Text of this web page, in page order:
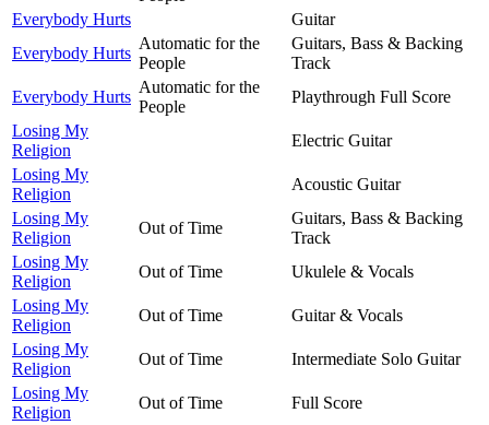
Everybody Hurts
Guitar
Everybody Hurts
Automatic for the
People
Guitars, Bass & Backing
Track
Everybody Hurts
Automatic for the
People
Playthrough Full Score
Losing My
Religion
Electric Guitar
Losing My
Religion
Acoustic Guitar
Losing My
Religion
Out of Time
Guitars, Bass & Backing
Track
Losing My
Religion
Out of Time
Ukulele & Vocals
Losing My
Religion
Out of Time
Guitar & Vocals
Losing My
Religion
Out of Time
Intermediate Solo Guitar
Losing My
Religion
Out of Time
Full Score